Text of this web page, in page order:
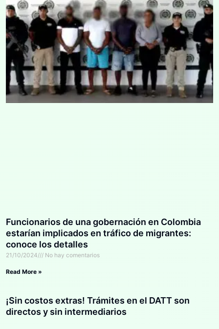
Funcionarios de una gobernación en Colombia
estarían implicados en tráfico de migrantes:
conoce los detalles
21/10/2024 No hay comentarios
Read More »
¡Sin costos extras! Trámites en el DATT son
directos y sin intermediarios